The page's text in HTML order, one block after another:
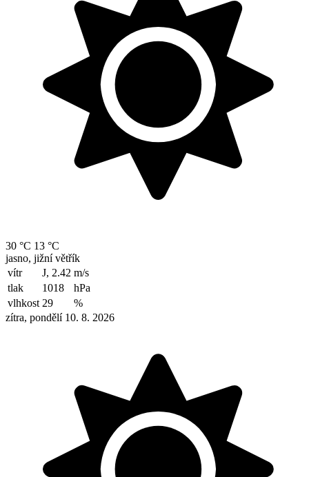
30 °C 13 °C
jasno, jižní větřík
vítr
J, 2.42 m/s
tlak
1018
hPa
vlhkost 29
%
zítra, pondělí 10. 8. 2026